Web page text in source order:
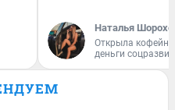
Наталья
Открыла
деньги